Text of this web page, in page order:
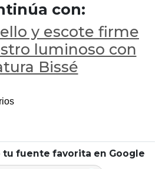
con:
y escote firme
luminoso con
Bissé
tu fuente favorita en Google